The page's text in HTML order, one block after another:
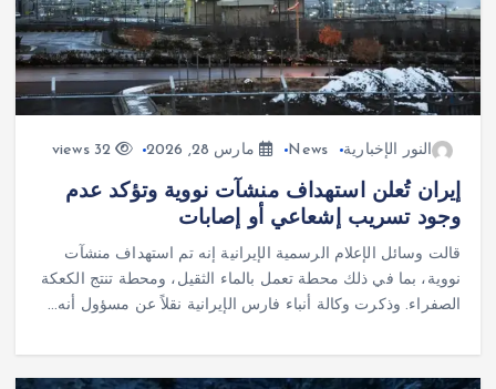
النور الإخبارية News مارس 28, 2026 32 views
إيران تُعلن استهداف منشآت نووية وتؤكد عدم
وجود تسريب إشعاعي أو إصابات
قالت وسائل الإعلام الرسمية الإيرانية إنه تم استهداف منشآت
نووية، بما في ذلك محطة تعمل بالماء الثقيل، ومحطة تنتج الكعكة
الصفراء. وذكرت وكالة أنباء فارس الإيرانية نقلاً عن مسؤول أنه…